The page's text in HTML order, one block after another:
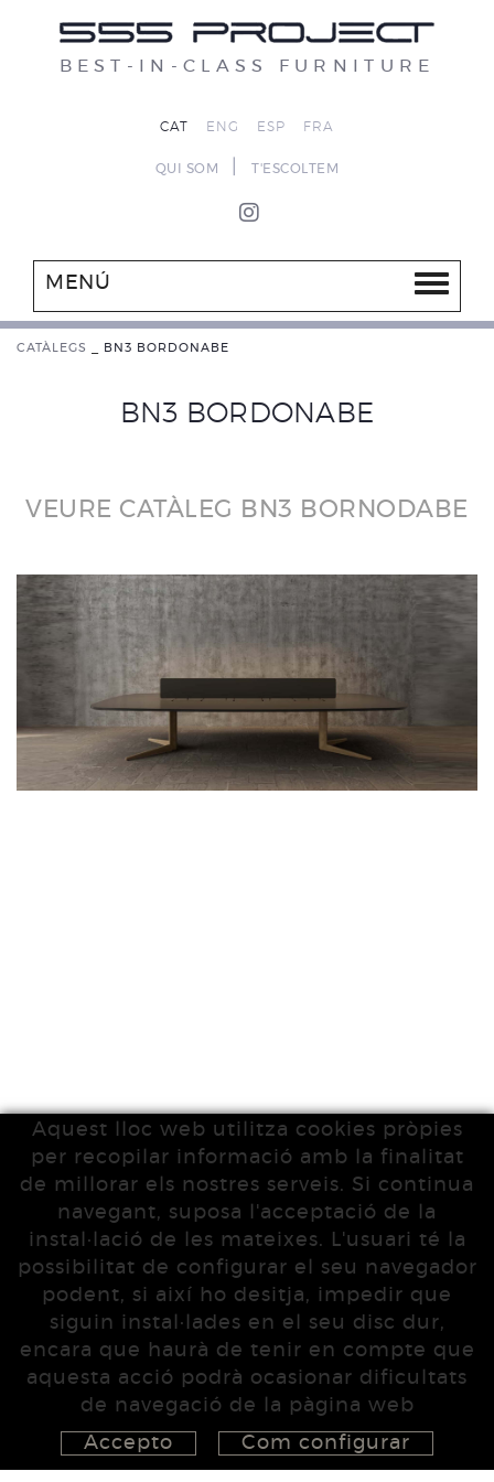
BEST-IN-CLASS FURNITURE
CAT ENG ESP FRA
QUI SOM T'ESCOLTEM
MENÚ
CATÀLEGS BN3 BORDONABE
BN3 BORDONABE
VEURE CATÀLEG BN3 BORNODABE
Aquest lloc web utilitza cookies pròpies
per recopilar informació amb la finalitat
de millorar els nostres serveis. Si continua
navegant, suposa l'acceptació de la
instal·lació de les mateixes. L'usuari té la
possibilitat de configurar el seu navegador
podent, si així ho desitja, impedir que
siguin instal·lades en el seu disc dur,
encara que haurà de tenir en compte que
aquesta acció podrà ocasionar dificultats
de navegació de la pàgina web
Accepto
Com configurar